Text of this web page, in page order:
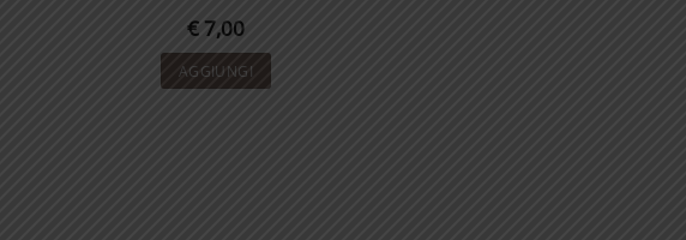
€7,00
AGGIUNGI